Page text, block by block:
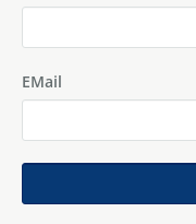
EMail